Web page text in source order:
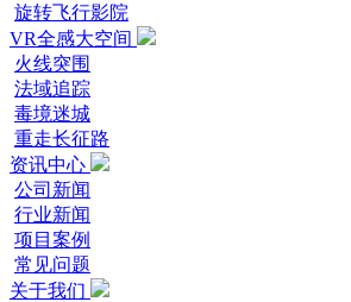
旋转飞行影院
VR全感大空间
火线突围
法域追踪
毒境迷城
重走长征路
资讯中心
公司新闻
行业新闻
项目案例
常见问题
关于我们